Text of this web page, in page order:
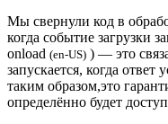
Мы свернули код в
когда событие загрузки
onload (en-US) ) — это
запускается, когда
таким образом,это
определённо будет